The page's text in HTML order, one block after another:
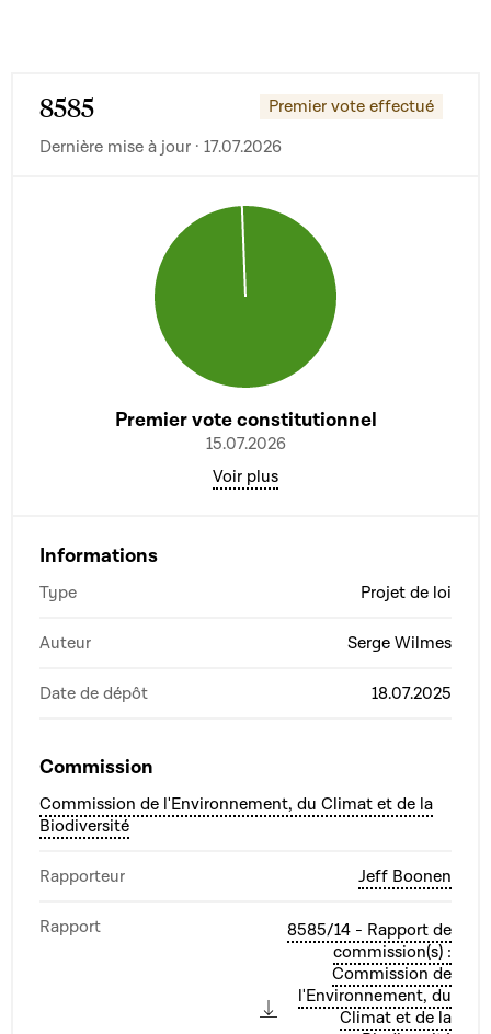
8585
Premier vote effectué
Dernière mise à jour · 17.07.2026
Premier vote constitutionnel
15.07.2026
Voir plus
Informations
Type Projet de loi
Auteur Serge Wilmes
Date de dépôt 18.07.2025
Commission
Commission de l'Environnement, du Climat et de la
Biodiversité
Rapporteur Jeff Boonen
Rapport
8585/14 - Rapport de
commission(s) :
Commission de
l'Environnement, du
Climat et de la